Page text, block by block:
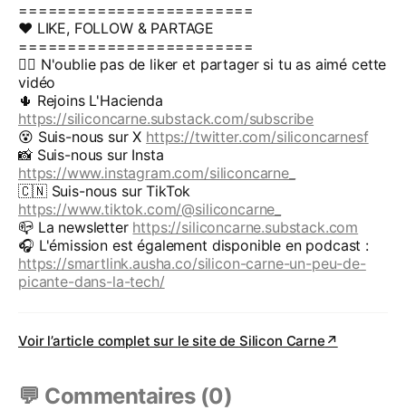
========================
❤️ LIKE, FOLLOW & PARTAGE
========================
👍🏽 N'oublie pas de liker et partager si tu as aimé cette
vidéo
🌵 Rejoins L'Hacienda
https://siliconcarne.substack.com/subscribe
😵 Suis-nous sur X https://twitter.com/siliconcarnesf
📸 Suis-nous sur Insta
https://www.instagram.com/siliconcarne_
🇨🇳 Suis-nous sur TikTok
https://www.tiktok.com/@siliconcarne_
📪 La newsletter https://siliconcarne.substack.com
🎧 L'émission est également disponible en podcast :
https://smartlink.ausha.co/silicon-carne-un-peu-de-
picante-dans-la-tech/
Voir l’article complet sur le site de Silicon Carne ↗
💬 Commentaires (0)